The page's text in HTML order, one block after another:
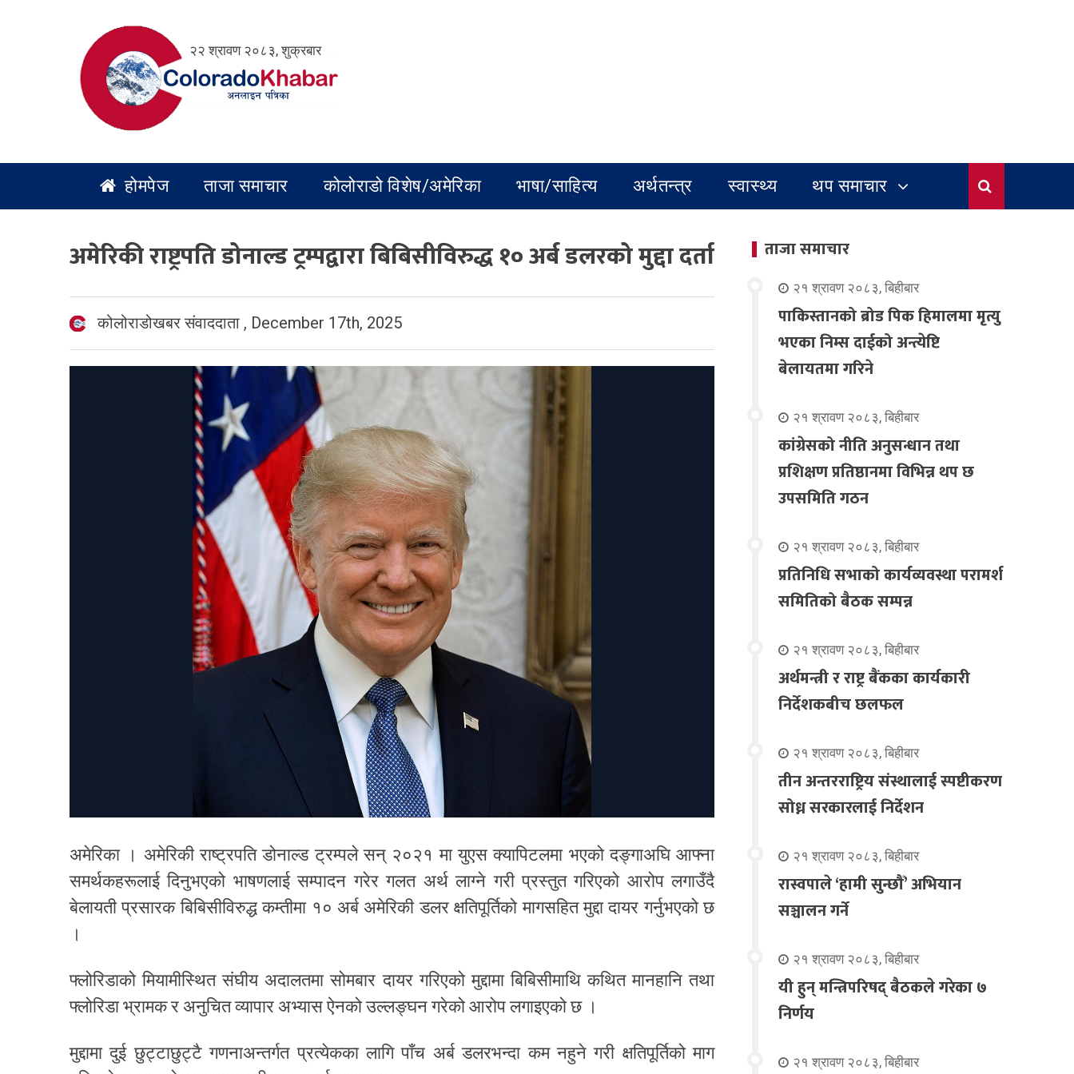
२२ श्रावण २०८३, शुक्रबार
होमपेज ताजा समाचार कोलोराडो विशेष/अमेरिका भाषा/साहित्य अर्थतन्त्र स्वास्थ्य थप समाचार
अमेरिकी राष्ट्रपति डोनाल्ड ट्रम्पद्वारा बिबिसीविरुद्ध १० अर्ब डलरको मुद्दा दर्ता
कोलोराडोखबर संवाददाता , December 17th, 2025
अमेरिका । अमेरिकी राष्ट्रपति डोनाल्ड ट्रम्पले सन् २०२१ मा युएस क्यापिटलमा भएको दङ्गाअघि आफ्ना
समर्थकहरूलाई दिनुभएको भाषणलाई सम्पादन गरेर गलत अर्थ लाग्ने गरी प्रस्तुत गरिएको आरोप लगाउँदै
बेलायती प्रसारक बिबिसीविरुद्ध कम्तीमा १० अर्ब अमेरिकी डलर क्षतिपूर्तिको मागसहित मुद्दा दायर गर्नुभएको छ
।
फ्लोरिडाको मियामीस्थित संघीय अदालतमा सोमबार दायर गरिएको मुद्दामा बिबिसीमाथि कथित मानहानि तथा
फ्लोरिडा भ्रामक र अनुचित व्यापार अभ्यास ऐनको उल्लङ्घन गरेको आरोप लगाइएको छ ।
मुद्दामा दुई छुट्टाछुट्टै गणनाअन्तर्गत प्रत्येकका लागि पाँच अर्ब डलरभन्दा कम नहुने गरी क्षतिपूर्तिको माग
ताजा समाचार
२१ श्रावण २०८३, बिहीबार
पाकिस्तानको ब्रोड पिक हिमालमा मृत्यु
भएका निम्स दाईको अन्त्येष्टि
बेलायतमा गरिने
२१ श्रावण २०८३, बिहीबार
कांग्रेसको नीति अनुसन्धान तथा
प्रशिक्षण प्रतिष्ठानमा विभिन्न थप छ
उपसमिति गठन
२१ श्रावण २०८३, बिहीबार
प्रतिनिधि सभाको कार्यव्यवस्था परामर्श
समितिको बैठक सम्पन्न
२१ श्रावण २०८३, बिहीबार
अर्थमन्त्री र राष्ट्र बैंकका कार्यकारी
निर्देशकबीच छलफल
२१ श्रावण २०८३, बिहीबार
तीन अन्तरराष्ट्रिय संस्थालाई स्पष्टीकरण
सोध्न सरकारलाई निर्देशन
२१ श्रावण २०८३, बिहीबार
रास्वपाले ‘हामी सुन्छौँ’ अभियान
सञ्चालन गर्ने
२१ श्रावण २०८३, बिहीबार
यी हुन् मन्त्रिपरिषद् बैठकले गरेका ७
निर्णय
२१ श्रावण २०८३, बिहीबार